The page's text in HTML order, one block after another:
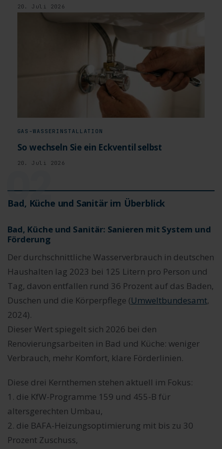
20. Juli 2026
GAS-WASSERINSTALLATION
So wechseln Sie ein Eckventil selbst
20. Juli 2026
02
Bad, Küche und Sanitär im Überblick
Bad, Küche und Sanitär: Sanieren mit System und
Förderung
Der durchschnittliche Wasserverbrauch in deutschen
Haushalten lag 2023 bei 125 Litern pro Person und
Tag, davon entfallen rund 36 Prozent auf das Baden,
Duschen und die Körperpflege (Umweltbundesamt,
2024).
Dieser Wert spiegelt sich 2026 bei den
Renovierungsarbeiten in Bad und Küche: weniger
Verbrauch, mehr Komfort, klare Förderlinien.
Diese drei Kernthemen stehen aktuell im Fokus:
1. die KfW-Programme 159 und 455-B für
altersgerechten Umbau,
2. die BAFA-Heizungsoptimierung mit bis zu 30
Prozent Zuschuss,